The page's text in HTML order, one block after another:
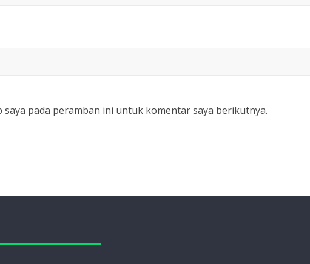
saya pada peramban ini untuk komentar saya berikutnya.